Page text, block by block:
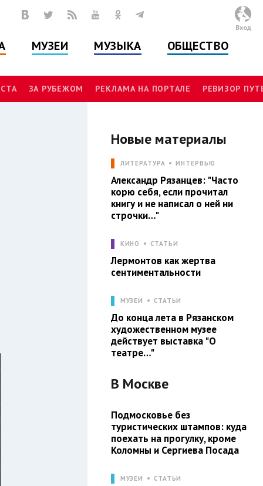
МУЗЕИ МУЗЫКА ОБЩЕСТВО
Вход
ЗА РУБЕЖОМ РЕКЛАМА НА ПОРТАЛЕ РЕВИЗОР
Новые материалы
ЛИТЕРАТУРА ИНТЕРВЬЮ
Александр Рязанцев: "Часто
корю себя, если прочитал
книгу и не написал о ней ни
строчки…"
КИНО СТАТЬИ
Лермонтов как жертва
сентиментальности
МУЗЕИ СТАТЬИ
До конца лета в Рязанском
художественном музее
действует выставка "О
театре…"
В Москве
Подмосковье без
туристических штампов: куда
поехать на прогулку, кроме
Коломны и Сергиева Посада
МУЗЕИ СТАТЬИ